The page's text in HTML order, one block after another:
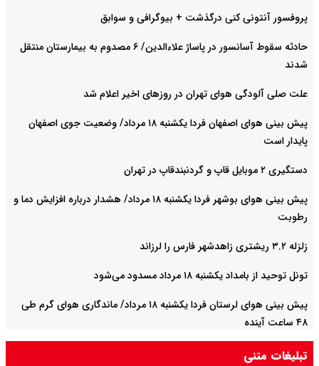
پروفسور آنتونی کنی درگذشت + بیوگرافی و سوابق
حادثه سقوط آسانسور در پاساژ علاءالدین/ ۶ مصدوم به بیمارستان منتقل
شدند
علت صلی آلودگی هوای تهران در روزهای اخیر اعلام شد
پیش بینی هوای اصفهان فردا یکشنبه ۱۸ مرداد/ وضعیت جوی اصفهان
پایدار است
دستگیری ۲ موبایل قاپ و گردنبندقاپ در تهران
پیش بینی هوای بوشهر فردا یکشنبه ۱۸ مرداد/ هشدار درباره افزایش دما و
رطوبت
زلزله ۳.۲ ریشتری زاهدشهر فارس را لرزاند
تونل توحید از بامداد یکشنبه ۱۸ مرداد مسدود می‌شود
پیش بینی هوای لرستان فردا یکشنبه ۱۸ مرداد/ ماندگاری هوای گرم طی
۴۸ ساعت آینده
تبلیغات متنی